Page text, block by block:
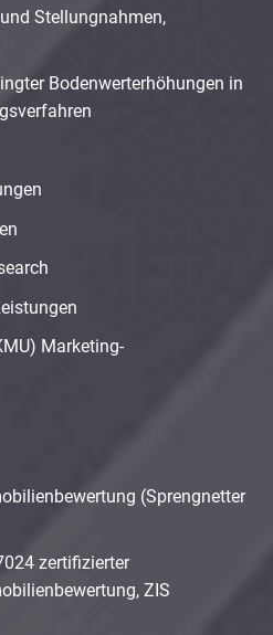
Stellungnahmen,
Bodenwerterhöhungen in
Marketing-
(Sprengnetter
zertifizierter
ZIS